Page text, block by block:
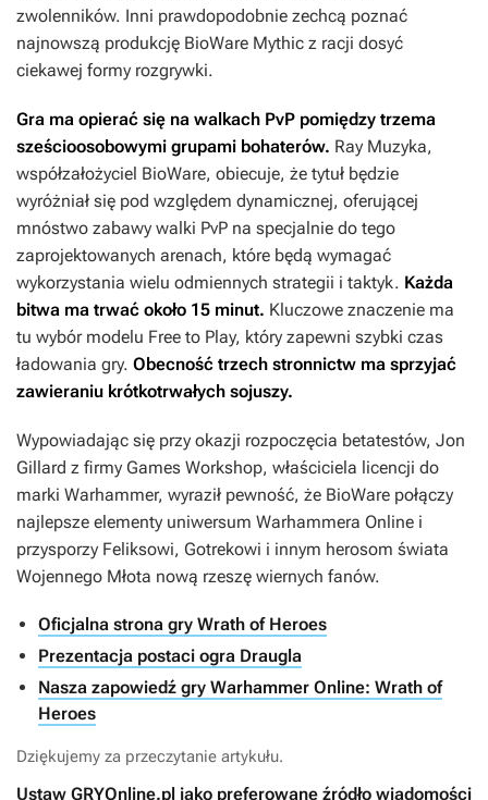
zwolenników. Inni prawdopodobnie zechcą poznać
najnowszą produkcję BioWare Mythic z racji dosyć
ciekawej formy rozgrywki.
Gra ma opierać się na walkach PvP pomiędzy trzema
sześcioosobowymi grupami bohaterów. Ray Muzyka,
współzałożyciel BioWare, obiecuje, że tytuł będzie
wyróżniał się pod względem dynamicznej, oferującej
mnóstwo zabawy walki PvP na specjalnie do tego
zaprojektowanych arenach, które będą wymagać
wykorzystania wielu odmiennych strategii i taktyk. Każda
bitwa ma trwać około 15 minut. Kluczowe znaczenie ma
tu wybór modelu Free to Play, który zapewni szybki czas
ładowania gry. Obecność trzech stronnictw ma sprzyjać
zawieraniu krótkotrwałych sojuszy.
Wypowiadając się przy okazji rozpoczęcia betatestów, Jon
Gillard z firmy Games Workshop, właściciela licencji do
marki Warhammer, wyraził pewność, że BioWare połączy
najlepsze elementy uniwersum Warhammera Online i
przysporzy Feliksowi, Gotrekowi i innym herosom świata
Wojennego Młota nową rzeszę wiernych fanów.
Oficjalna strona gry Wrath of Heroes
Prezentacja postaci ogra Draugla
Nasza zapowiedź gry Warhammer Online: Wrath of
Heroes
Dziękujemy za przeczytanie artykułu.
Ustaw GRYOnline.pl jako preferowane źródło wiadomości